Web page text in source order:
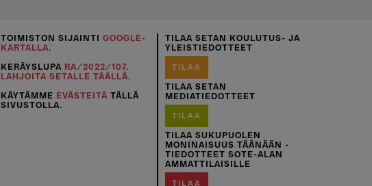
TOIMISTON SIJAINTI GOOGLE-
KARTALLA.
KERÄYSLUPA RA/2022/107.
LAHJOITA SETALLE TÄÄLLÄ.
KÄYTÄMME EVÄSTEITÄ TÄLLÄ
SIVUSTOLLA.
TILAA SETAN KOULUTUS- JA
YLEISTIEDOTTEET
TILAA
TILAA SETAN
MEDIATIEDOTTEET
TILAA
TILAA SUKUPUOLEN
MONINAISUUS TÄÄNÄÄN -
TIEDOTTEET SOTE-ALAN
AMMATTILAISILLE
TILAA